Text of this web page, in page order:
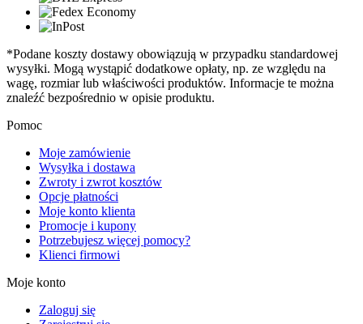
*Podane koszty dostawy obowiązują w przypadku standardowej
wysyłki. Mogą wystąpić dodatkowe opłaty, np. ze względu na
wagę, rozmiar lub właściwości produktów. Informacje te można
znaleźć bezpośrednio w opisie produktu.
Pomoc
Moje zamówienie
Wysyłka i dostawa
Zwroty i zwrot kosztów
Opcje płatności
Moje konto klienta
Promocje i kupony
Potrzebujesz więcej pomocy?
Klienci firmowi
Moje konto
Zaloguj się